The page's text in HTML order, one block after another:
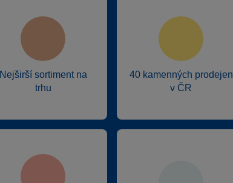
Nejširší sortiment na
trhu
40 kamenných prodejen
v ČR